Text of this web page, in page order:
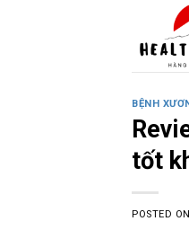
BỆNH
tốt
POSTED ON